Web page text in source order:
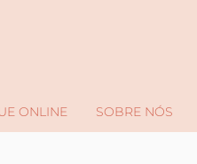
ONLINE SOBRE NÓS